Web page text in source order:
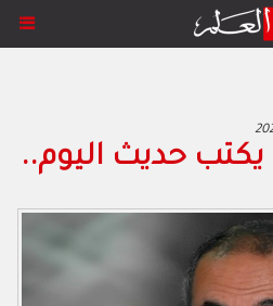
يكتب حديث اليوم..